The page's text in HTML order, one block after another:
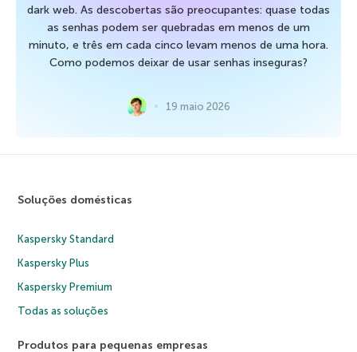
dark web. As descobertas são preocupantes: quase todas
as senhas podem ser quebradas em menos de um
minuto, e três em cada cinco levam menos de uma hora.
Como podemos deixar de usar senhas inseguras?
19 maio 2026
Soluções domésticas
Kaspersky Standard
Kaspersky Plus
Kaspersky Premium
Todas as soluções
Produtos para pequenas empresas